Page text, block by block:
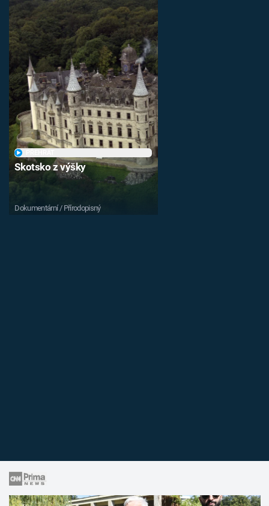
Skotsko z výšky
Dokumentární / Přírodopisný